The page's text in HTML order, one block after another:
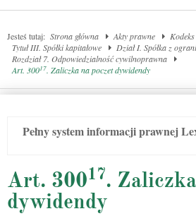
Jesteś tutaj: Strona główna Akty prawne
Tytuł III. Spółki kapitałowe
Dział I. Spółka z
Rozdział 7. Odpowiedzialność cywilnoprawna
Art. 30017. Zaliczka na poczet dywidendy
Pełny system informacji prawnej
Art. 30017.
dywidendy